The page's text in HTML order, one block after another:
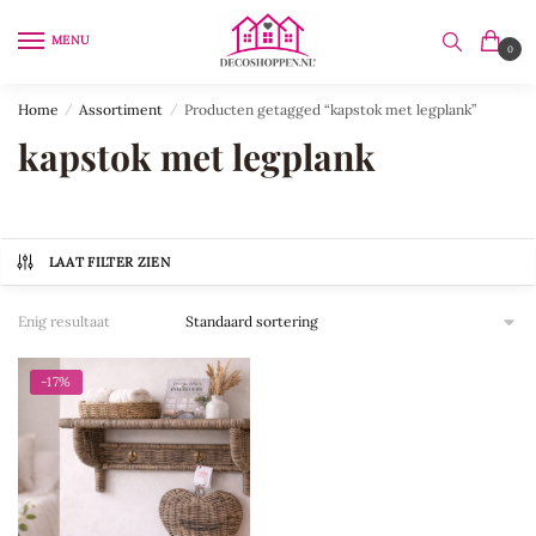
MENU
0
Home / Assortiment / Producten getagged “kapstok met legplank”
kapstok met legplank
LAAT FILTER ZIEN
Enig resultaat
-17%